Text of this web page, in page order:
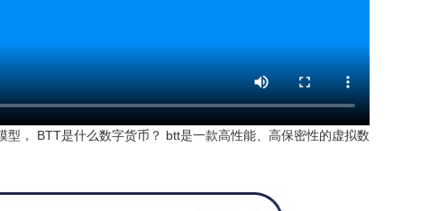
， BTT是什么数字货币？ btt是一款高性能、高保密性的虚拟数